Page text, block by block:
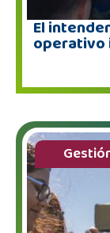
El
operativo